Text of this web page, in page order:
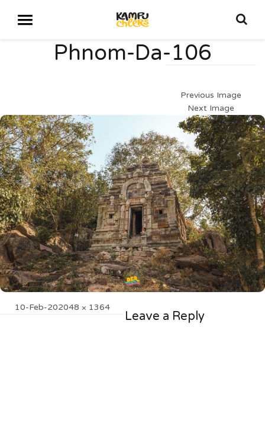
Phnom-Da-106
Previous Image
Next Image
Posted
10-Feb-20Full
2048 × 1364
Leave a Reply